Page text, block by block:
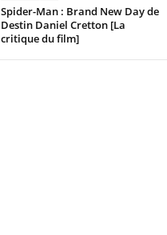
Spider-Man : Brand New Day de
Destin Daniel Cretton [La
critique du film]